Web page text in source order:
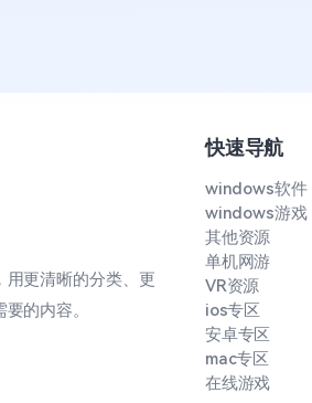
用更清晰的分类、更
的内容。
快速导航
windows软件
windows游戏
其他资源
单机网游
VR资源
ios专区
安卓专区
mac专区
在线游戏